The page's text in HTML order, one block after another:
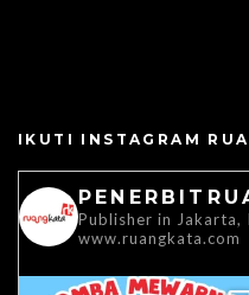
IKUTI INSTAGRAM
Publisher in Jakarta,
www.ruangkata.com